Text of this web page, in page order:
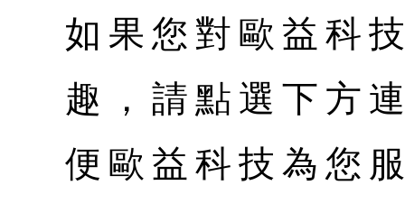
如果您對歐益科
趣，請點選下方
便歐益科技為您